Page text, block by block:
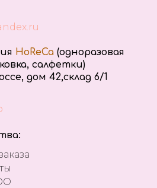
HoReCa (одноразовая
салфетки)
дом 42,склад 6/1